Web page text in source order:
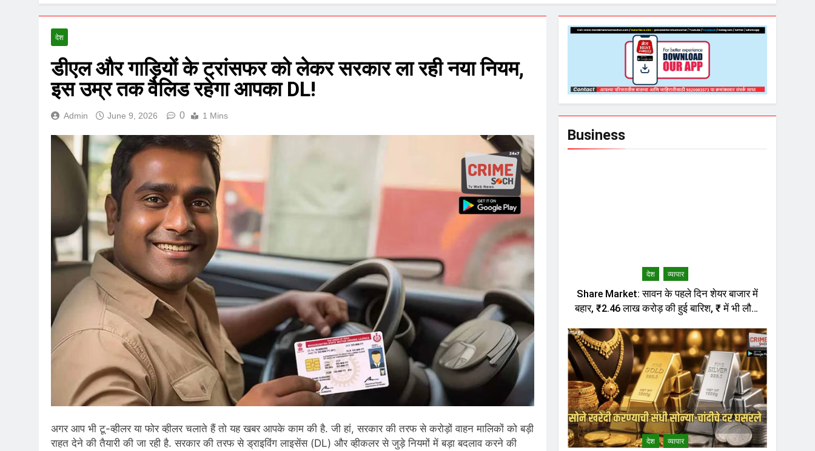
देश
डीएल और गाड़ियों के ट्रांसफर को लेकर सरकार ला रही नया न‍ियम,
इस उम्र तक वैल‍िड रहेगा आपका DL!
Admin June 9, 2026 0 1 Mins
अगर आप भी टू-व्‍हीलर या फोर व्‍हीलर चलाते हैं तो यह खबर आपके काम की है. जी हां, सरकार की तरफ से करोड़ों वाहन माल‍िकों को बड़ी
राहत देने की तैयारी की जा रही है. सरकार की तरफ से ड्राइविंग लाइसेंस (DL) और व्‍हीकलर से जुड़े नियमों में बड़ा बदलाव करने की
Business
देश व्यापार
Share Market: सावन के पहले दिन शेयर बाजार में
बहार, ₹2.46 लाख करोड़ की हुई बारिश, ₹ में भी लौटी
देश व्यापार